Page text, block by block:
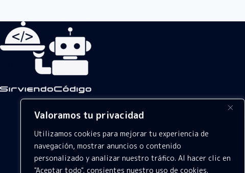
Valoramos tu privacidad
Utilizamos cookies para mejorar tu experiencia de
navegación, mostrar anuncios o contenido
personalizado y analizar nuestro tráfico. Al hacer clic en
"Aceptar todo", consientes nuestro uso de cookies.